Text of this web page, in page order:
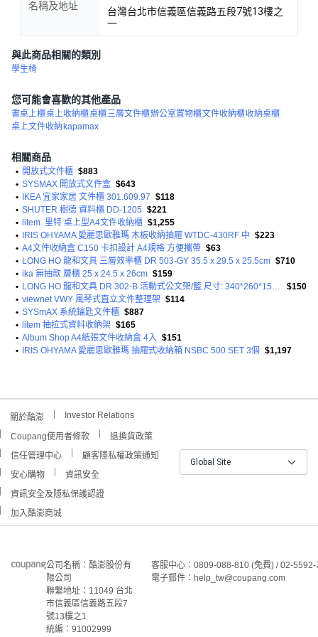
名稱及地址
台灣台北市信義區信義路五段7號13樓之
一
與此商品相關的類別
學生椅
您可能會喜歡的其他產品
書桌上櫃桌上收納櫃桌櫃三層文件櫃辦公室置物櫃文件收納櫃收納桌櫃
桌上文件收納kapamax
相關商品
• 開放式文件櫃 $883
• SYSMAX 開放式文件盒 $643
• IKEA 宜家家居 文件櫃 301.609.97 $118
• SHUTER 樹德 資料櫃 DD-1205 $221
• litem. 里特 桌上型A4文件收納櫃 $1,255
• IRIS OHYAMA 愛麗思歐雅瑪 木板收納抽屜 WTDC-430RF 中 $223
• A4文件收納盒 C150 卡扣設計 A4規格 方便攜帶 $63
• LONG HO 龍和文具 三層效率櫃 DR 503-GY 35.5 x 29.5 x 25.5cm $710
• ika 無抽款 層櫃 25 x 24.5 x 26cm $159
•
$150
• viewnet VWY 風琴式直立文件整理架 $114
• SYSmAX 系統鑰匙文件櫃 $887
• litem 抽拉式資料收納架 $165
• Album Shop A4紙張文件收納盒 4入
$151
• IRIS OHYAMA 愛麗思歐雅瑪 抽屜式收納箱 NSBC 500 SET 3個 $1,197
關於酷澎 Investor Relations
Coupang使用者條款
退換貨政策
信任管理中心
顧客隱私權政策通知
安心購物
資訊安全
資訊安全及隱私保護認證
加入酷澎商城
Global Site
公司名稱：酷澎股份有
限公司
聯繫地址：11049 台北
市信義區信義路五段7
號13樓之1
統編：91002999
客服中心：0809-088-810 (免費) / 02-
電子郵件：help_tw@coupang.com